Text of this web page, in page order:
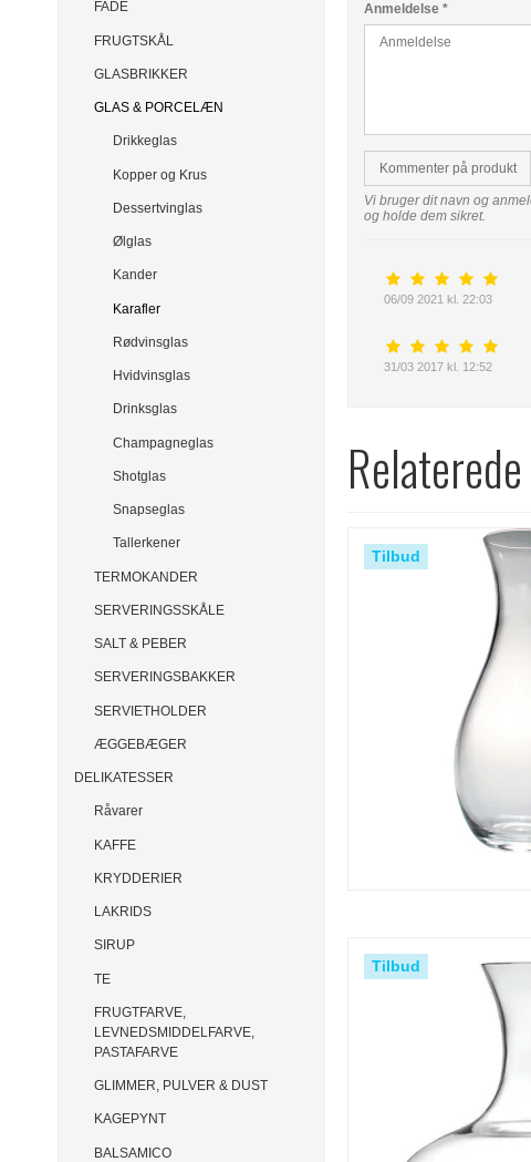
FADE
FRUGTSKÅL
GLASBRIKKER
GLAS & PORCELÆN
Drikkeglas
Kopper og Krus
Dessertvinglas
Ølglas
Kander
Karafler
Rødvinsglas
Hvidvinsglas
Drinksglas
Champagneglas
Shotglas
Snapseglas
Tallerkener
TERMOKANDER
SERVERINGSSKÅLE
SALT & PEBER
SERVERINGSBAKKER
SERVIETHOLDER
ÆGGEBÆGER
DELIKATESSER
Råvarer
KAFFE
KRYDDERIER
LAKRIDS
SIRUP
TE
FRUGTFARVE,
LEVNEDSMIDDELFARVE,
PASTAFARVE
GLIMMER, PULVER & DUST
KAGEPYNT
BALSAMICO
Anmeldelse*
Kommenter på produkt
Vi bruger dit navn og
og holde dem sikret.
06/09 2021 kl. 22:03
31/03 2017 kl. 12:52
Tilbud
Tilbud